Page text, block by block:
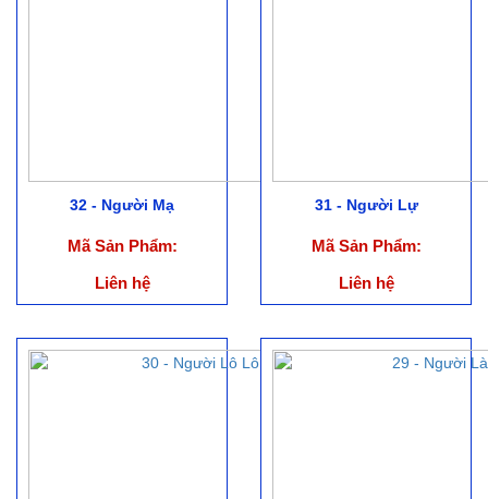
32 - Người Mạ
Mã Sản Phẩm:
Liên hệ
31 - Người Lự
Mã Sản Phẩm:
Liên hệ